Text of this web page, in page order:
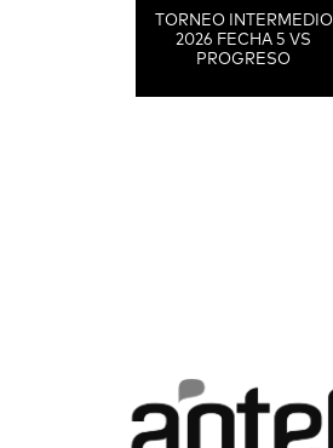
TORNEO INTERMEDIO
2026 FECHA 5 VS
PROGRESO